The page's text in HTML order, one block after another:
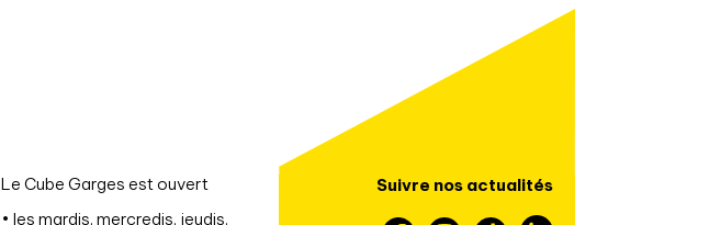
Le Cube Garges est ouvert
• les mardis, mercredis, jeudis,
Suivre nos actualités